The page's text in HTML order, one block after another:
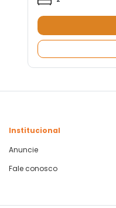
Institucional
Anuncie
Fale conosco